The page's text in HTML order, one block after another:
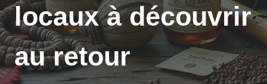
locaux à découvrir
au retour